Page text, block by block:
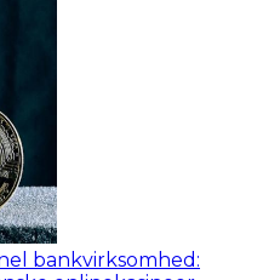
bankvirksomhed: